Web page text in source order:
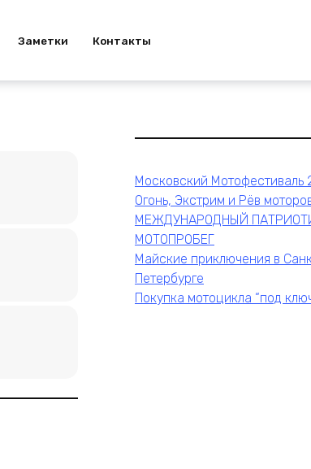
Заметки Контакты
Московский Мотофестиваль
Огонь, Экстрим и Рёв
МЕЖДУНАРОДНЫЙ
МОТОПРОБЕГ
Майские приключения в
Петербурге
Покупка мотоцикла “под